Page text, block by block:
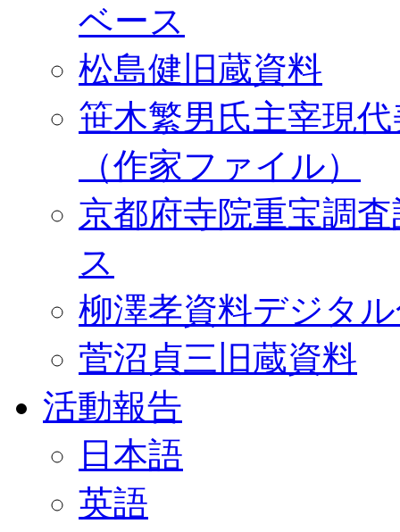
ベース
松島健旧蔵資料
笹木繁男氏主宰現
（作家ファイル）
京都府寺院重宝調
ス
柳澤孝資料デジタ
菅沼貞三旧蔵資料
活動報告
日本語
英語